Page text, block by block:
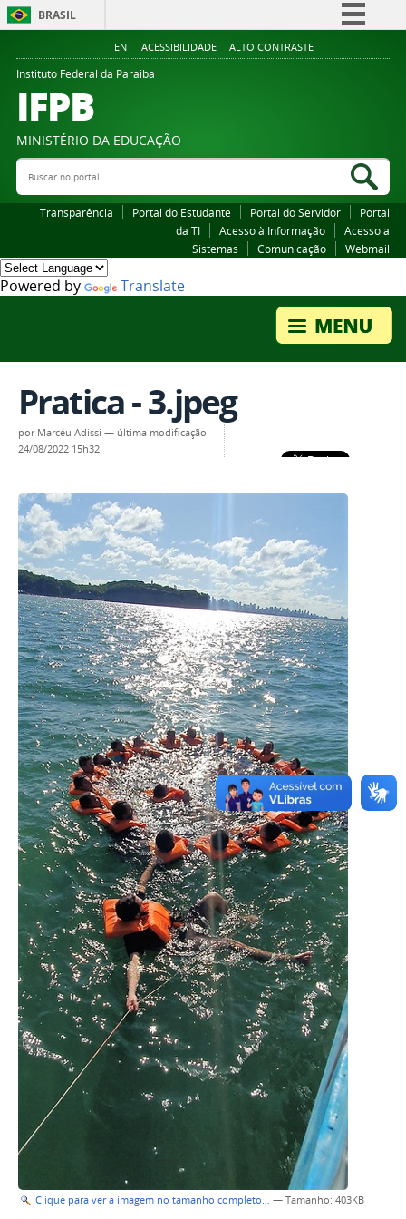
BRASIL
Simplifique!
Legislação
EN ACESSIBILIDADE ALTO CONTRASTE
Instituto Federal da Paraiba
IFPB
MINISTÉRIO DA EDUCAÇÃO
Buscar no portal
Transparência Portal do Estudante Portal do Servidor
Portal
da TI
Acesso à Informação
Acesso a
Sistemas
Comunicação Webmail
Powered by Translate
Pratica - 3.jpeg
por Marcéu Adissi — última modificação
24/08/2022 15h32
Clique para ver a imagem no tamanho completo… — Tamanho: 403KB